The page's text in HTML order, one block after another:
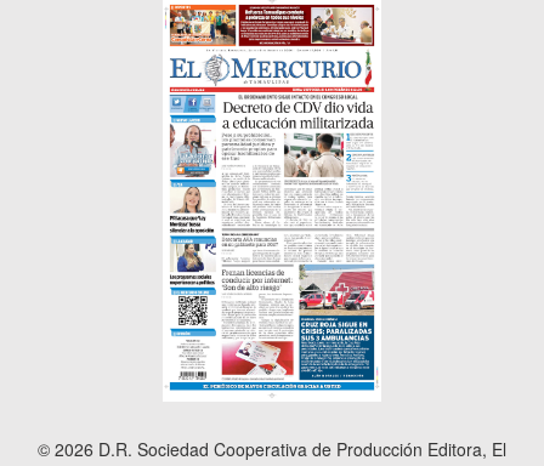
© 2026 D.R. Sociedad Cooperativa de Producción Editora, El